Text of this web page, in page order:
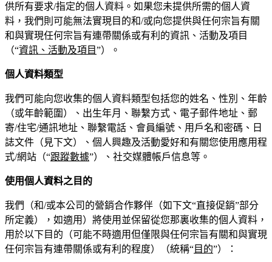
供所有要求/指定的個人資料。如果您未提供所需的個人資
料，我們則可能無法實現目的和/或向您提供與任何宗旨有關
和與實現任何宗旨有連帶關係或有利的資訊、活動及項目
（“資訊、活動及項目”）。
個人資料類型
我們可能向您收集的個人資料類型包括您的姓名、性別、年齡
（或年齡範圍）、出生年月、聯繫方式、電子郵件地址、郵
寄/住宅/通訊地址、聯繫電話、會員編號、用戶名和密碼、日
誌文件（見下文）、個人興趣及活動愛好和有關您使用應用程
式/網站（“跟蹤數據”）、社交媒體帳戶信息等。
使用個人資料之目的
我們（和/或本公司的營銷合作夥伴（如下文“直接促銷”部分
所定義），如適用）將使用並保留從您那裏收集的個人資料，
用於以下目的（可能不時適用但僅限與任何宗旨有關和與實現
任何宗旨有連帶關係或有利的程度）（統稱“目的”）：